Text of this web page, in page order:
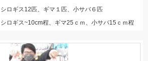
シロギス12匹、ギマ１匹、小サバ６匹
シロギス~10cm程、ギマ25ｃｍ、小サバ15ｃｍ程